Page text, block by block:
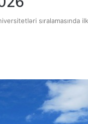
sıralamasında